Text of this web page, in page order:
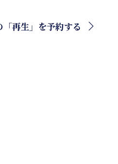
「再生」を予約する